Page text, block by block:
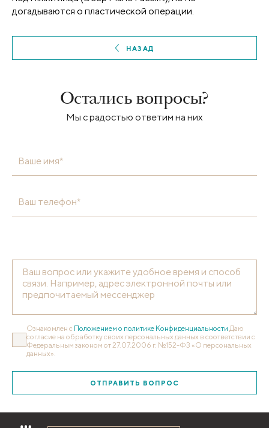
догадываются о пластической операции.
НАЗАД
Остались вопросы?
Мы с радостью ответим на них
Ваше имя*
Ваш телефон*
Ознакомлен с Положением о политике Конфиденциальности Даю
согласие на обработку своих персональных данных в соответствии с
Федеральным законом от 27.07.2006 г. №152-ФЗ «О персональных
данных».
ОТПРАВИТЬ ВОПРОС